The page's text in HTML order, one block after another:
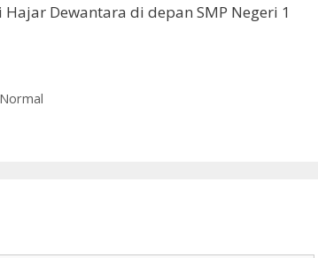
Dewantara di depan SMP Negeri 1